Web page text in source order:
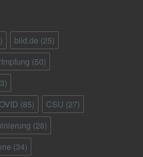
bild.de (25)
(50)
(85) CSU (27)
(28)
(34)